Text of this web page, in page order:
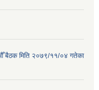
औँ बैठक मिति २०७९/११/०४ गतेका